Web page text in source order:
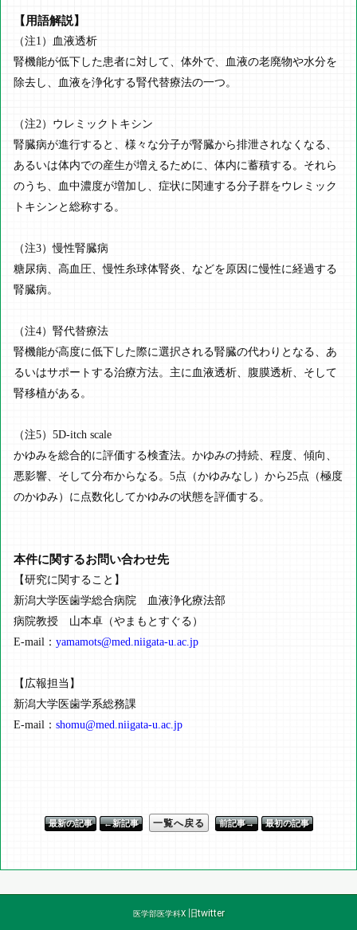
【用語解説】
（注1）血液透析
腎機能が低下した患者に対して、体外で、血液の老廃物や水分を
除去し、血液を浄化する腎代替療法の一つ。
（注2）ウレミックトキシン
腎臓病が進行すると、様々な分子が腎臓から排泄されなくなる、
あるいは体内での産生が増えるために、体内に蓄積する。それら
のうち、血中濃度が増加し、症状に関連する分子群をウレミック
トキシンと総称する。
（注3）慢性腎臓病
糖尿病、高血圧、慢性糸球体腎炎、などを原因に慢性に経過する
腎臓病。
（注4）腎代替療法
腎機能が高度に低下した際に選択される腎臓の代わりとなる、あ
るいはサポートする治療方法。主に血液透析、腹膜透析、そして
腎移植がある。
（注5）5D-itch scale
かゆみを総合的に評価する検査法。かゆみの持続、程度、傾向、
悪影響、そして分布からなる。5点（かゆみなし）から25点（極度
のかゆみ）に点数化してかゆみの状態を評価する。
本件に関するお問い合わせ先
【研究に関すること】
新潟大学医歯学総合病院 血液浄化療法部
病院教授 山本卓（やまもとすぐる）
E-mail： yamamots@med.niigata-u.ac.jp
【広報担当】
新潟大学医歯学系総務課
E-mail： shomu@med.niigata-u.ac.jp
最新の記事 ←新記事 一覧へ戻る 前記事→ 最初の記事
医学部医学科X旧twitter